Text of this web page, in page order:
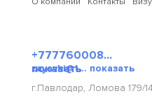
+777760008...
показать
zayavki@t... показать
г.Павлодар, Ломова 179/